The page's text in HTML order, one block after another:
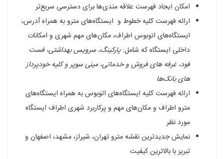
امکان ایجاد فهرست علاقه‌ مندی‌ها برای دسترسی سریع‌تر
ارائه فهرست کلیه خطوط و ایستگاه‌های مترو به همراه آدرس،
ایستگاه‌های اتوبوس اطراف، مکان‌های مهم شهری و امکانات
داخلی ایستگاه که شامل:پارکینگ، سرویس بهداشتی، فست
فود، غرفه های فروش و خدماتی، مینی سوپر و کلیه خودپرداز
های بانک‌ها
ارائه فهرست کلیه ایستگاه‌های اتوبوس به همراه ایستگاه‌های
مترو اطراف و مکان‌های مهم و پرکاربرد شهری اطراف ایستگاه
مورد نظر
نمایش جدیدترین نقشه مترو تهران، شیراز، مشهد، اصفهان و
تبریز با بالاترین کیفیت